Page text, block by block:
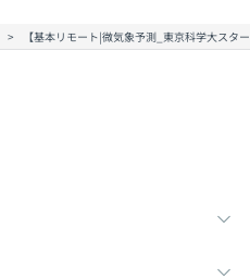
【基本リモート|微気象予測_東京科学大スタ